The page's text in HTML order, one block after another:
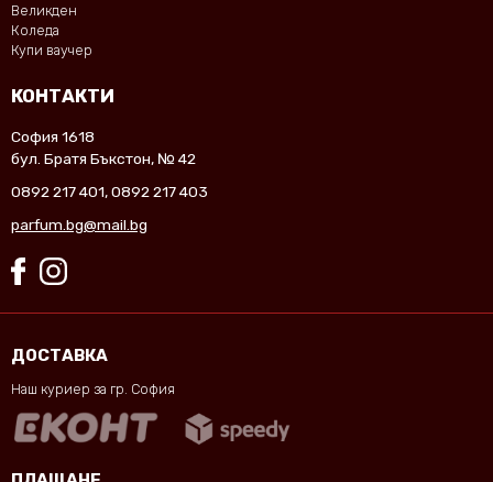
Великден
Коледа
Купи ваучер
КОНТАКТИ
София 1618
бул. Братя Бъкстон, № 42
0892 217 401,0892 217 403
parfum.bg@mail.bg
ДОСТАВКА
Наш куриер за гр. София